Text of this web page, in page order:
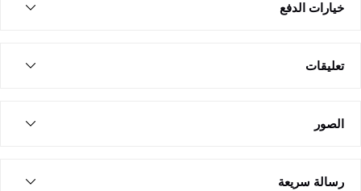
خيارات الدفع
تعليقات
الصور
رسالة سريعة